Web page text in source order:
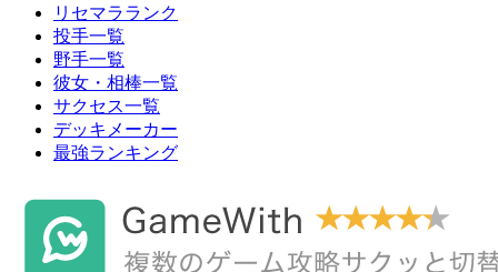
リセマラランク
投手一覧
野手一覧
彼女・相棒一覧
サクセス一覧
デッキメーカー
最強ランキング